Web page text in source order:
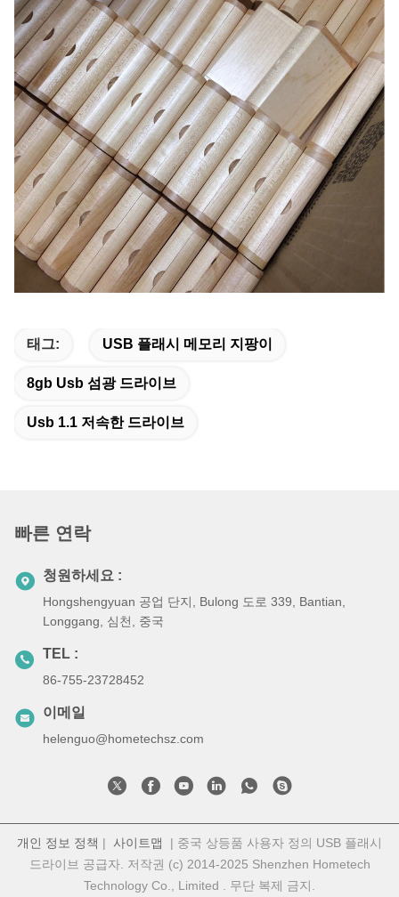
태그: USB 플래시 메모리 지팡이
8gb Usb 섬광 드라이브
Usb 1.1 저속한 드라이브
빠른 연락
청원하세요 :
Hongshengyuan 공업 단지, Bulong 도로 339, Bantian,
Longgang, 심천, 중국
TEL :
86-755-23728452
이메일
helenguo@hometechsz.com
개인 정보 정책 | 사이트맵
| 중국 상등품 사용자 정의 USB 플래시
드라이브 공급자. 저작권 (c) 2014-2025 Shenzhen Hometech
Technology Co., Limited . 무단 복제 금지.